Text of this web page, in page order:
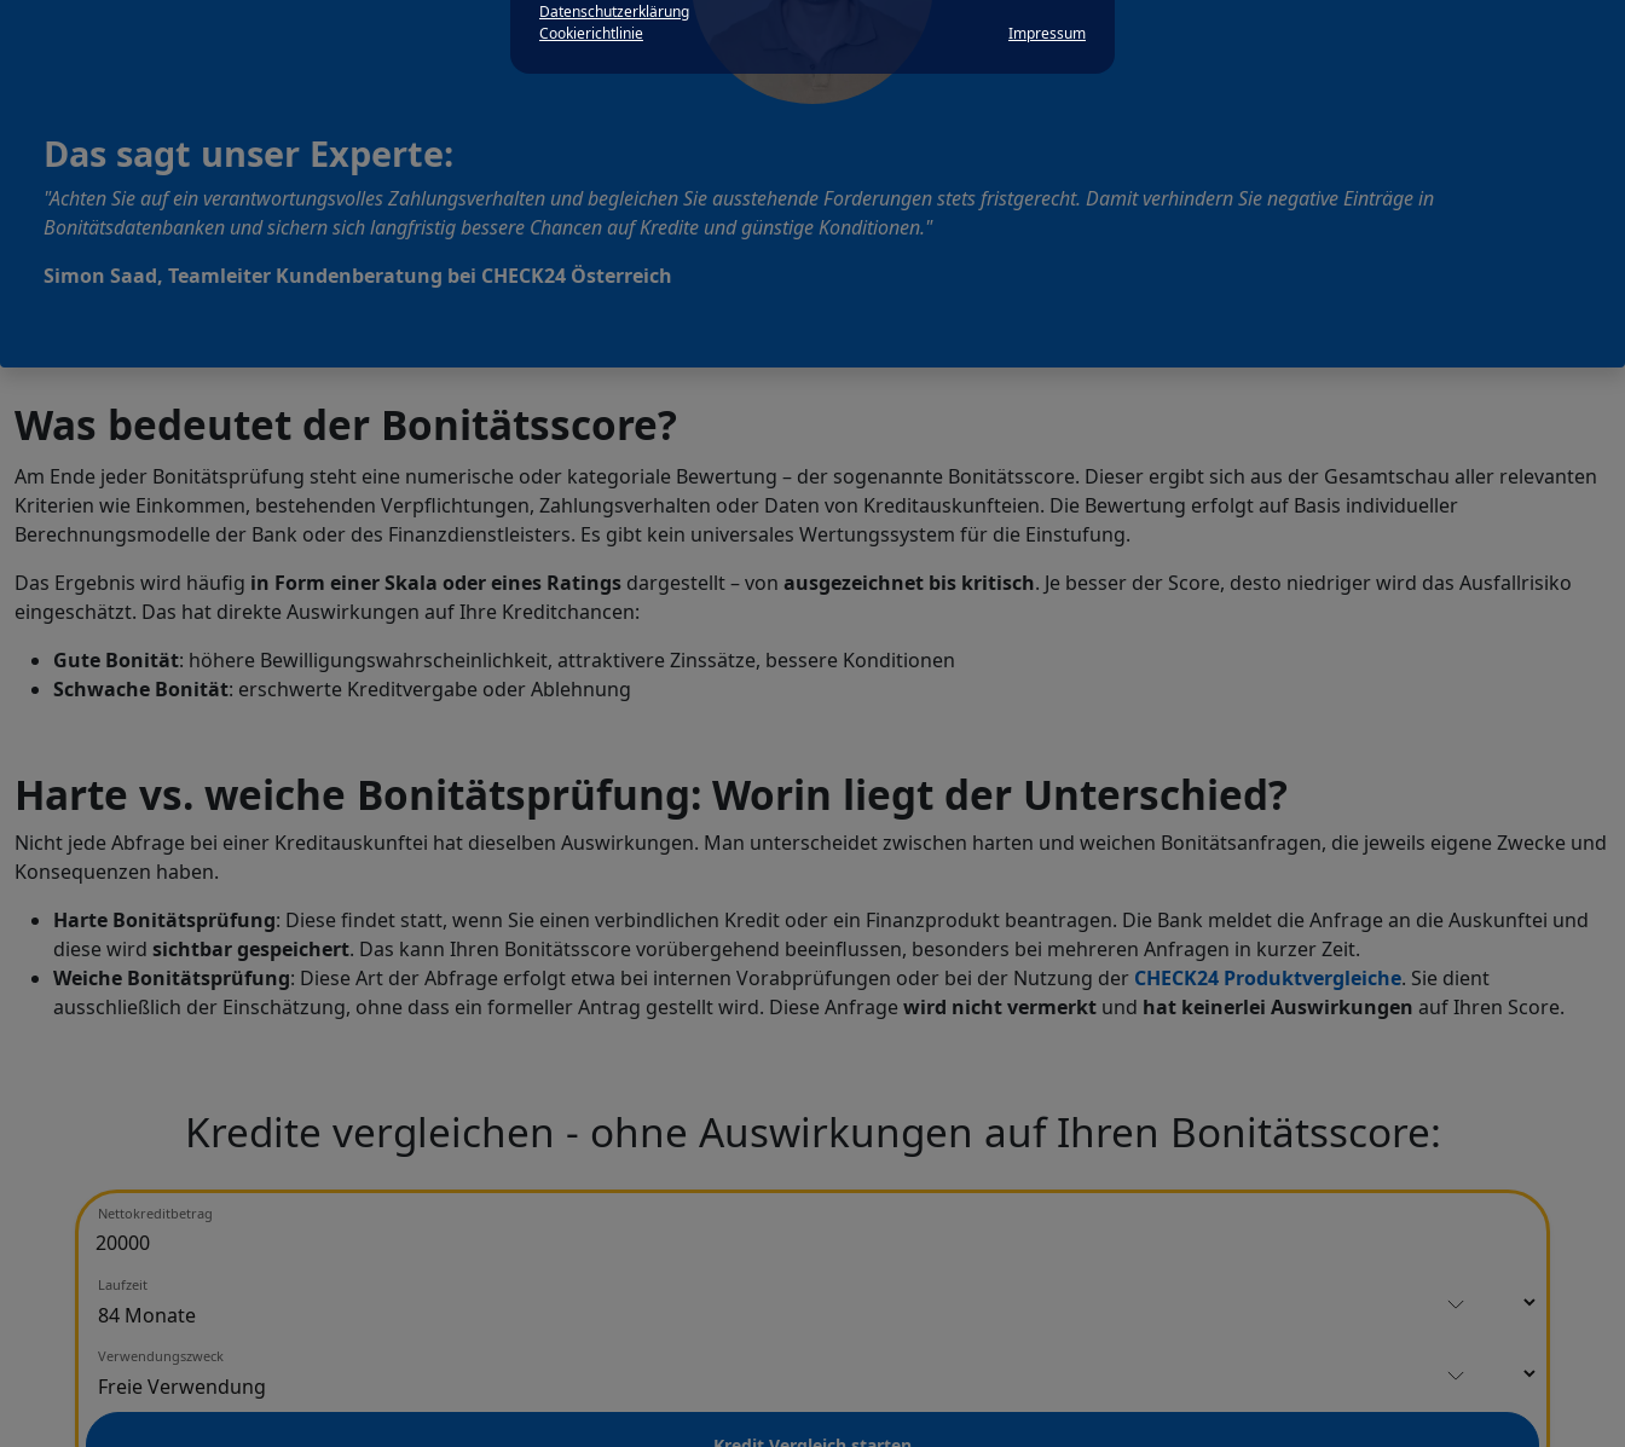
Datenschutzerklärung
Cookierichtlinie
Impressum
Das sagt unser Experte:
"Achten Sie auf ein verantwortungsvolles Zahlungsverhalten und begleichen Sie ausstehende Forderungen stets fristgerecht. Damit verhindern Sie negative Einträge in
Bonitätsdatenbanken und sichern sich langfristig bessere Chancen auf Kredite und günstige Konditionen."
Simon Saad, Teamleiter Kundenberatung bei CHECK24 Österreich
Was bedeutet der Bonitätsscore?
Am Ende jeder Bonitätsprüfung steht eine numerische oder kategoriale Bewertung – der sogenannte Bonitätsscore. Dieser ergibt sich aus der Gesamtschau aller relevanten
Kriterien wie Einkommen, bestehenden Verpflichtungen, Zahlungsverhalten oder Daten von Kreditauskunfteien. Die Bewertung erfolgt auf Basis individueller
Berechnungsmodelle der Bank oder des Finanzdienstleisters. Es gibt kein universales Wertungssystem für die Einstufung.
Das Ergebnis wird häufig in Form einer Skala oder eines Ratings dargestellt – von ausgezeichnet bis kritisch. Je besser der Score, desto niedriger wird das Ausfallrisiko
eingeschätzt. Das hat direkte Auswirkungen auf Ihre Kreditchancen:
Gute Bonität: höhere Bewilligungswahrscheinlichkeit, attraktivere Zinssätze, bessere Konditionen
Schwache Bonität: erschwerte Kreditvergabe oder Ablehnung
Harte vs. weiche Bonitätsprüfung: Worin liegt der Unterschied?
Nicht jede Abfrage bei einer Kreditauskunftei hat dieselben Auswirkungen. Man unterscheidet zwischen harten und weichen Bonitätsanfragen, die jeweils eigene Zwecke und
Konsequenzen haben.
Harte Bonitätsprüfung: Diese findet statt, wenn Sie einen verbindlichen Kredit oder ein Finanzprodukt beantragen. Die Bank meldet die Anfrage an die Auskunftei und
diese wird sichtbar gespeichert. Das kann Ihren Bonitätsscore vorübergehend beeinflussen, besonders bei mehreren Anfragen in kurzer Zeit.
Weiche Bonitätsprüfung: Diese Art der Abfrage erfolgt etwa bei internen Vorabprüfungen oder bei der Nutzung der CHECK24 Produktvergleiche. Sie dient
ausschließlich der Einschätzung, ohne dass ein formeller Antrag gestellt wird. Diese Anfrage wird nicht vermerkt und hat keinerlei Auswirkungen auf Ihren Score.
Kredite vergleichen - ohne Auswirkungen auf Ihren Bonitätsscore:
Nettokreditbetrag
Laufzeit
Verwendungszweck